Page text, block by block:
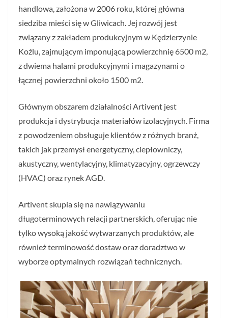
handlowa, założona w 2006 roku, której główna
siedziba mieści się w Gliwicach. Jej rozwój jest
związany z zakładem produkcyjnym w Kędzierzynie
Koźlu, zajmującym imponującą powierzchnię 6500 m2,
z dwiema halami produkcyjnymi i magazynami o
łącznej powierzchni około 1500 m2.
Głównym obszarem działalności Artivent jest
produkcja i dystrybucja materiałów izolacyjnych. Firma
z powodzeniem obsługuje klientów z różnych branż,
takich jak przemysł energetyczny, ciepłowniczy,
akustyczny, wentylacyjny, klimatyzacyjny, ogrzewczy
(HVAC) oraz rynek AGD.
Artivent skupia się na nawiązywaniu
długoterminowych relacji partnerskich, oferując nie
tylko wysoką jakość wytwarzanych produktów, ale
również terminowość dostaw oraz doradztwo w
wyborze optymalnych rozwiązań technicznych.